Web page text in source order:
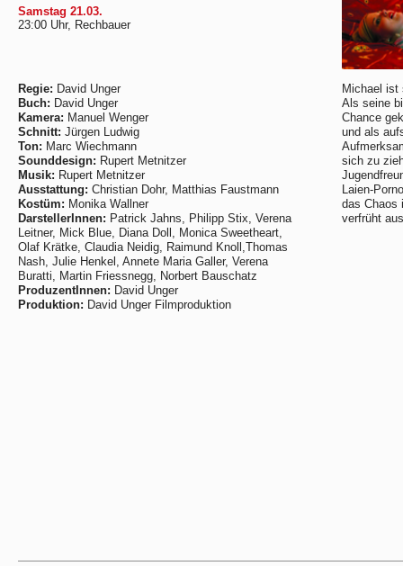
Samstag 21.03.
23:00 Uhr, Rechbauer
Regie: David Unger
Buch: David Unger
Kamera: Manuel Wenger
Schnitt: Jürgen Ludwig
Ton: Marc Wiechmann
Sounddesign: Rupert Metnitzer
Musik: Rupert Metnitzer
Ausstattung: Christian Dohr, Matthias Faustmann
Kostüm: Monika Wallner
DarstellerInnen: Patrick Jahns, Philipp Stix, Verena
Leitner, Mick Blue, Diana Doll, Monica Sweetheart,
Olaf Krätke, Claudia Neidig, Raimund Knoll,Thomas
Nash, Julie Henkel, Annete Maria Galler, Verena
Buratti, Martin Friessnegg, Norbert Bauschatz
ProduzentInnen: David Unger
Produktion: David Unger Filmproduktion
Michael ist
Als seine
Chance
und als
sich zu
Laien-
das Chaos
verfrüht